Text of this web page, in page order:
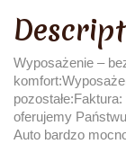
Wyposażenie –
oferujemy
Auto bardzo